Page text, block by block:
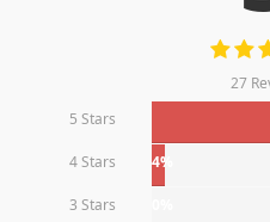
27
5 Stars
4 Stars 4%
3 Stars